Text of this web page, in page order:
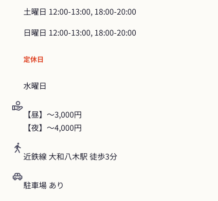
土曜日 12:00-13:00, 18:00-20:00
日曜日 12:00-13:00, 18:00-20:00
定休日
水曜日
【昼】～3,000円
【夜】～4,000円
近鉄線 大和八木駅 徒歩3分
駐車場 あり